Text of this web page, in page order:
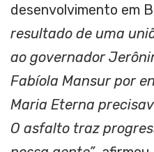
desenvolvimento em
resultado de uma
ao governador
Fabíola Mansur por
Maria Eterna
O asfalto traz